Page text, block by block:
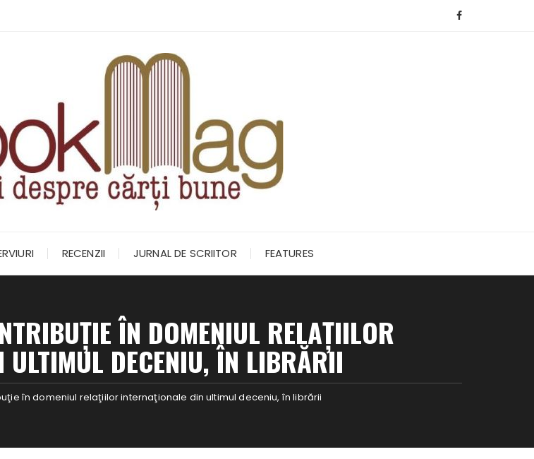
RECENZII JURNAL DE SCRIITOR FEATURES
ÎN DOMENIUL RELAŢIILOR
ULTIMUL DECENIU, ÎN LIBRĂRII
în domeniul relaţiilor internaţionale din ultimul deceniu, în librării